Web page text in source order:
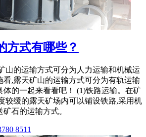
方式有哪些？
山的运输方式可分为人力运输和机械运
看,露天矿山的运输方式可分为有轨运输
体的一起来看看吧！ (1)铁路运输。在矿
较缓的露天矿场内可以铺设铁路,采用机
石的运输方式。
8511